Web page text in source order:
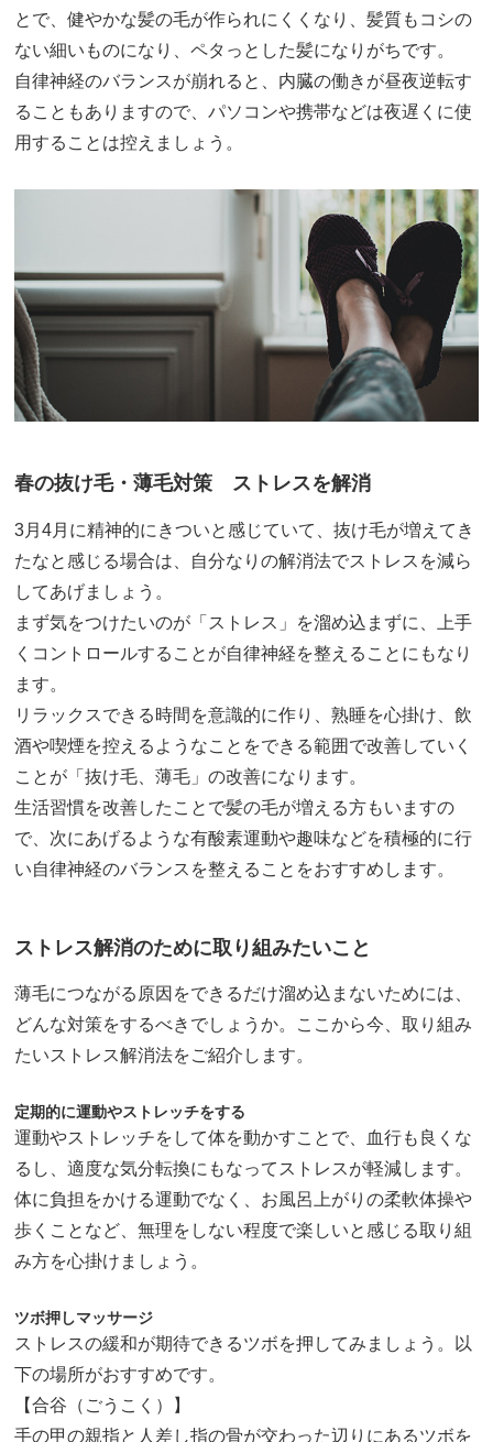
とで、健やかな髪の毛が作られにくくなり、髪質もコシの
ない細いものになり、ペタっとした髪になりがちです。
自律神経のバランスが崩れると、内臓の働きが昼夜逆転す
ることもありますので、パソコンや携帯などは夜遅くに使
用することは控えましょう。
春の抜け毛・薄毛対策 ストレスを解消
3月4月に精神的にきついと感じていて、抜け毛が増えてき
たなと感じる場合は、自分なりの解消法でストレスを減ら
してあげましょう。
まず気をつけたいのが「ストレス」を溜め込まずに、上手
くコントロールすることが自律神経を整えることにもなり
ます。
リラックスできる時間を意識的に作り、熟睡を心掛け、飲
酒や喫煙を控えるようなことをできる範囲で改善していく
ことが「抜け毛、薄毛」の改善になります。
生活習慣を改善したことで髪の毛が増える方もいますの
で、次にあげるような有酸素運動や趣味などを積極的に行
い自律神経のバランスを整えることをおすすめします。
ストレス解消のために取り組みたいこと
薄毛につながる原因をできるだけ溜め込まないためには、
どんな対策をするべきでしょうか。ここから今、取り組み
たいストレス解消法をご紹介します。
定期的に運動やストレッチをする
運動やストレッチをして体を動かすことで、血行も良くな
るし、適度な気分転換にもなってストレスが軽減します。
体に負担をかける運動でなく、お風呂上がりの柔軟体操や
歩くことなど、無理をしない程度で楽しいと感じる取り組
み方を心掛けましょう。
ツボ押しマッサージ
ストレスの緩和が期待できるツボを押してみましょう。以
下の場所がおすすめです。
【合谷（ごうこく）】
手の甲の親指と人差し指の骨が交わった辺りにあるツボを